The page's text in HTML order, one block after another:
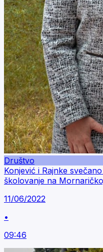
Društvo
Konjević i Rajnke
školovanje na
11/06/2022
•
09:46